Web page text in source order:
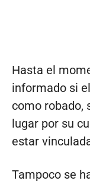
Hasta el
informado si
como robado,
lugar por su
estar
Tampoco se